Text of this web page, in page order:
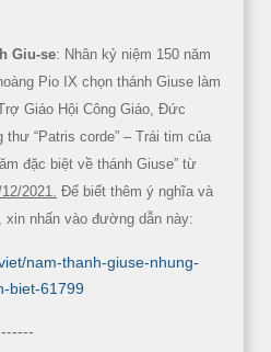
Giu-se: Nhân kỷ niệm 150 năm
Pio IX chọn thánh Giuse làm
Giáo Hội Công Giáo, Đức
thư “Patris corde” – Trái tim của
đặc biệt về thánh Giuse” từ
2021.
Để biết thêm ý nghĩa và
xin nhấn vào đường dẫn này:
nam-thanh-giuse-nhung-
biet-61799